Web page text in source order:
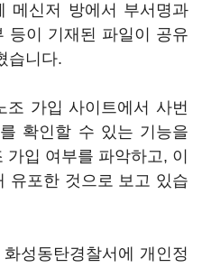
메신저 방에서 부서명과
등이 기재된 파일이 공유
습니다.
조 가입 사이트에서 사번
확인할 수 있는 기능을
입 여부를 파악하고, 이
유포한 것으로 보고 있습
성동탄경찰서에 개인정